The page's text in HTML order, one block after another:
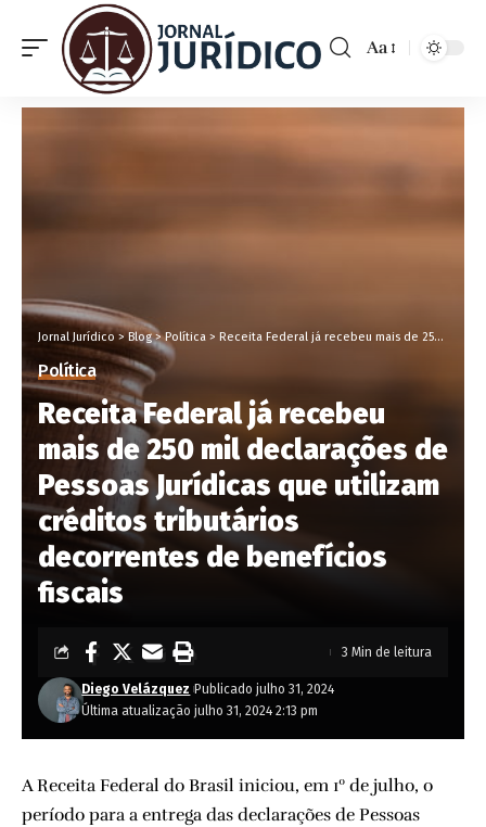
Aa
Jornal Jurídico>Blog>Política > Receita Federal já recebeu mais de 250 mil declarações de Pessoas Jurídicas que utilizam créditos tributários decorrentes de benefícios fiscais
Política
Receita Federal já recebeu
mais de 250 mil declarações de
Pessoas Jurídicas que utilizam
créditos tributários
decorrentes de benefícios
fiscais
Última atualização julho 31, 2024 2:13 pm
Diego Velázquez Publicado julho 31, 2024
3 Min de leitura
A Receita Federal do Brasil iniciou, em 1º de julho, o
período para a entrega das declarações de Pessoas